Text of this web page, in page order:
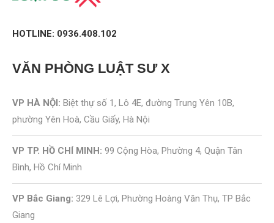
HOTLINE: 0936.408.102
VĂN PHÒNG LUẬT SƯ X
VP HÀ NỘI: Biệt thự số 1, Lô 4E, đường Trung Yên 10B,
phường Yên Hoà, Cầu Giấy, Hà Nội
VP TP. HỒ CHÍ MINH: 99 Cộng Hòa, Phường 4, Quận Tân
Bình, Hồ Chí Minh
VP Bắc Giang: 329 Lê Lợi, Phường Hoàng Văn Thụ, TP Bắc
Giang